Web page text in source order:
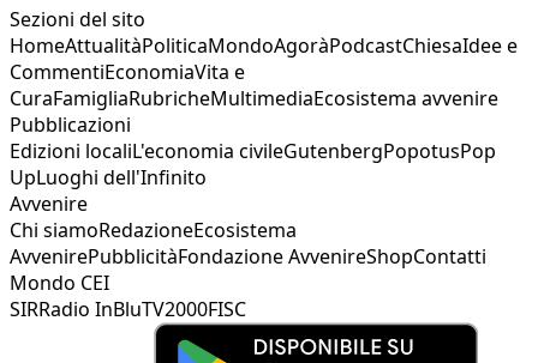
Sezioni del sito
HomeAttualitàPoliticaMondoAgoràPodcastChiesaIdee e
CommentiEconomiaVita e
CuraFamigliaRubricheMultimediaEcosistema avvenire
Pubblicazioni
Edizioni localiL'economia civileGutenbergPopotusPop
UpLuoghi dell'Infinito
Avvenire
Chi siamoRedazioneEcosistema
AvvenirePubblicitàFondazione AvvenireShopContatti
Mondo CEI
SIRRadio InBluTV2000FISC